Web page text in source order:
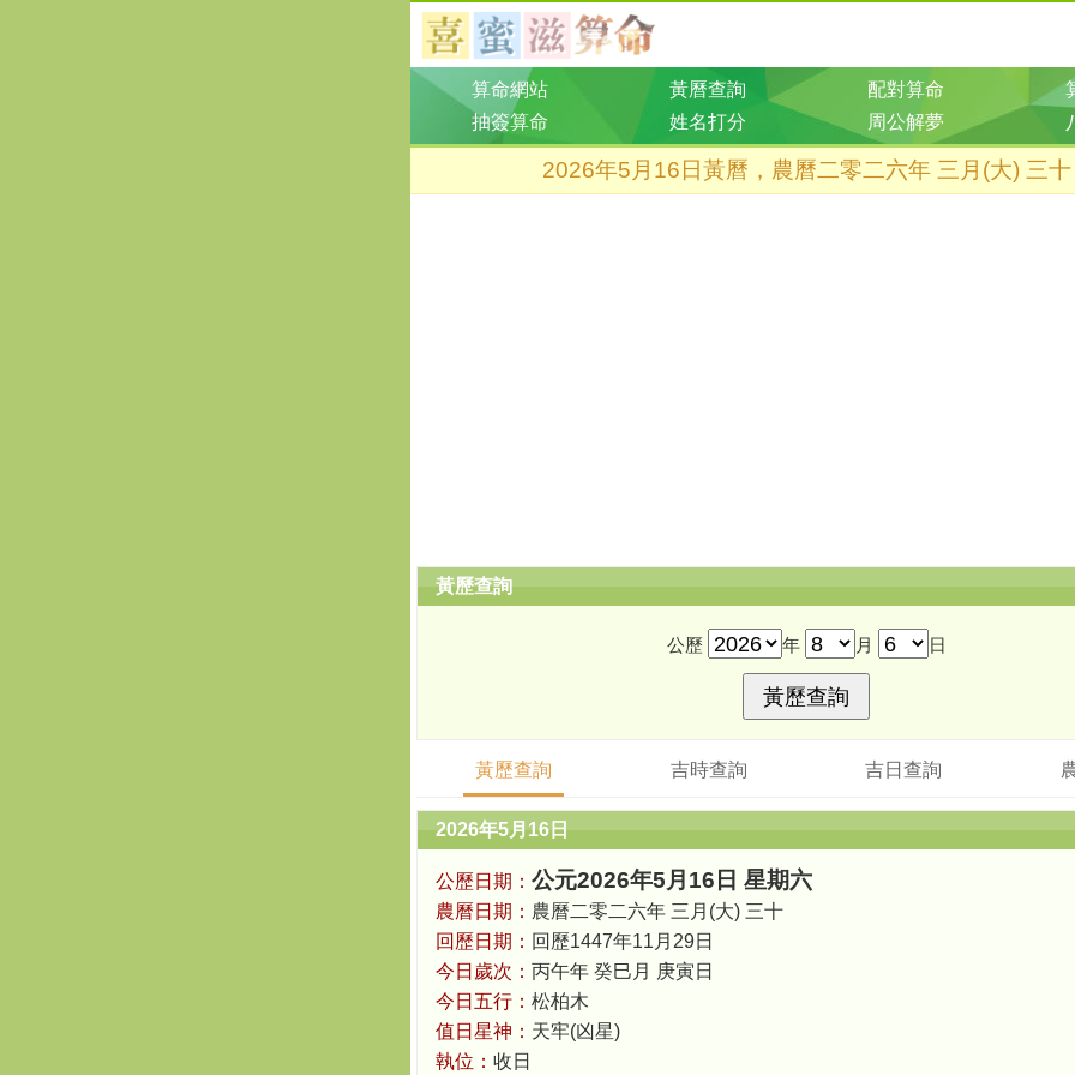
算命網站 黃曆查詢 配對算命
抽簽算命
姓名打分 周公解夢
2026年5月16日黃曆，農曆二零二六年 三月(大) 三十
黃歷查詢
公歷 年 月 日
黃歷查詢 吉時查詢 吉日查詢
2026年5月16日
公歷日期： 公元2026年5月16日 星期六
農曆日期： 農曆二零二六年 三月(大) 三十
回歷日期： 回歷1447年11月29日
今日歲次： 丙午年 癸巳月 庚寅日
今日五行： 松柏木
值日星神： 天牢(凶星)
執位： 收日